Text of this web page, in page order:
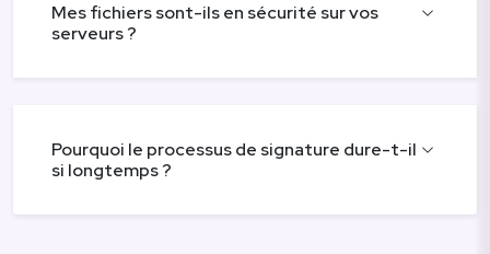
Mes fichiers sont-ils en sécurité sur vos
serveurs ?
Pourquoi le processus de signature dure-t-il
si longtemps ?